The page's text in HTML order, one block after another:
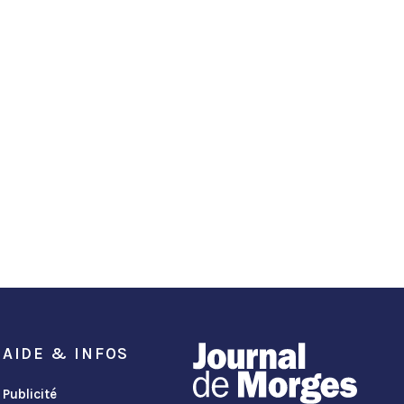
AIDE & INFOS
Publicité